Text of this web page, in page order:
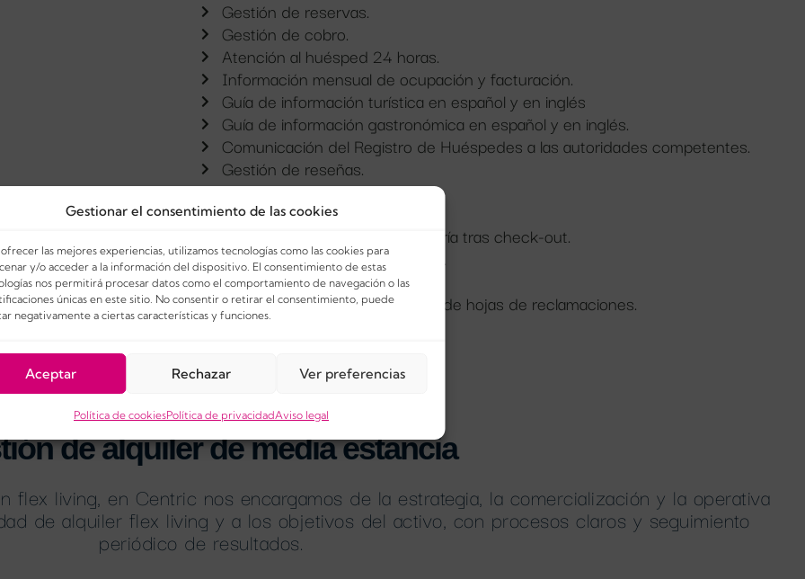
Gestionar el consentimiento de las cookies
ofrecer las mejores experiencias, utilizamos tecnologías como las cookies para
y/o acceder a la información del dispositivo. El consentimiento de estas
nos permitirá procesar datos como el comportamiento de navegación o las
únicas en este sitio. No consentir o retirar el consentimiento, puede
negativamente a ciertas características y funciones.
Aceptar Rechazar Ver preferencias
Política de cookiesPolítica de privacidadAviso legal
Gestión de reservas.
Gestión de cobro.
Atención al huésped 24 horas.
Información mensual de ocupación y facturación.
Guía de información turística en español y en inglés
Guía de información gastronómica en español y en inglés.
Comunicación del Registro de Huéspedes a las autoridades competentes.
Gestión de reseñas.
Servicio de check-in.
Servicio de check-out.
Servicios de limpieza y lavandería tras check-out.
Suministro de sábanas y toallas.
Suministro de botiquín.
Suministro de formulario oficial de hojas de reclamaciones.
de alquiler de media estancia
flex living, en Centric nos encargamos de la estrategia, la comercialización y la operativa
de alquiler flex living y a los objetivos del activo, con procesos claros y seguimiento
periódico de resultados.